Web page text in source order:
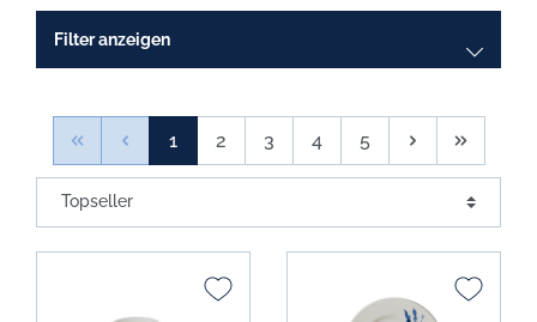
Filter anzeigen
1 2 3 4 5